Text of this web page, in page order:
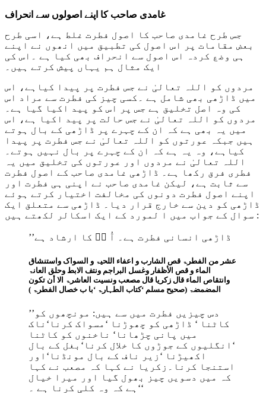
غامدی صاحب کا اپنے اصولوں سے انحراف
جس طرح غامدی صاحب کا اصول فطرت غلط ہے، اسی طرح
بعض مقامات پر اس اصول کی تطبیق میں انھوں نے اپنے
ہی وضع کردہ اس اصول سے انحراف بھی کیا ہے ۔اس کی
ایک مثال ہم یہاں پیش کرتے ہیں۔
مردوں کو اللہ تعالیٰ نے جس فطرت پر پیدا کیاہے، اس
میں ڈاڑھی بھی شامل ہے ۔کسی چیز کی فطرت سے مراد اس
کی وہ اصل تخلیق ہے جس پر اس کو پید اکیا گیا ہے۔
مردوں کو اللہ تعالیٰ نے جس حالت پر پید اکیا ہے، اس
میں یہ بھی ہے کہ ان کے چہرے پر ڈاڑھی کے بال ہوتے
ہیں جبکہ عورتوں کو اللہ تعالیٰ نے جس فطرت پر پیدا
کیاہے، وہ یہ ہے کہ ان کے چہرے پر بال نہیں ہوتے۔
اللہ تعالیٰ نے مردوں اور عورتوں کی تخلیق میں یہ
فطری فرق رکھا ہے۔ ڈاڑھی غامدی صاحب کے اصول فطرت
سے ثابت ہے، لیکن غامدی صاحب نے اپنی ہی فطرت اور
اپنے اصول فطرت دونوں کی مخالفت اختیار کرتے ہوئے
ڈاڑھی کو دین سے خارج قرار دیا۔ ڈاڑھی سے متعلق ایک
سوال کے جواب میں ا لمورد کے ایک اسکالر لکھتے ہیں :
عشر من الفطرۃ قص الشارب و اعفاء اللحیۃ و السواک واستنشاق
الماء و قص الأظفار وغسل البراجم ونتف الابط وحلق العانۃ
وانتقاص الماء قال زکریا قال مصعب ونسیت العاشرۃ الا أن تکون
’’دس چیزیں فطرت میں سے ہیں: مونچھوں کو
کاٹنا ‘ ڈاڑھی کو چھوڑنا ‘مسواک کرنا‘ناک
میں پانی چڑھانا‘ ناخنوں کو کاٹنا
‘انگلیوں کے جوڑوں کا خلال کرنا‘بغل کے بال
اکھیڑنا ‘زیر ناف کے بال مونڈنا‘اور
استنجا کرنا۔زکریا نے کہا کہ مصعب نے کہا
کہ میں دسویں چیز بھول گیا اور میرا خیال
ہے کہ وہ کلی کرنا ہے ۔‘‘